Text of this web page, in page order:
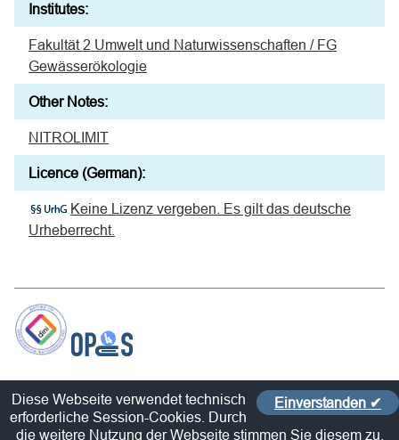
Institutes:
Fakultät 2 Umwelt und Naturwissenschaften / FG
Gewässerökologie
Other Notes:
NITROLIMIT
Licence (German):
Keine Lizenz vergeben. Es gilt das deutsche
Urheberrecht.
Policy
Imprint / Privacy Policy
Einverstanden ✔
Diese Webseite verwendet technisch
erforderliche Session-Cookies. Durch
die weitere Nutzung der Webseite stimmen Sie diesem zu.